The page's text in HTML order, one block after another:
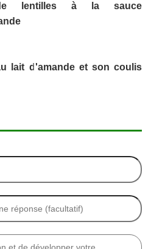
lentilles à la sauce
lait d'amande et son coulis